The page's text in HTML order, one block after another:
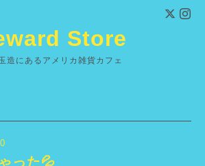
Store
造にあるアメリカ雑貨カフェ
った💦